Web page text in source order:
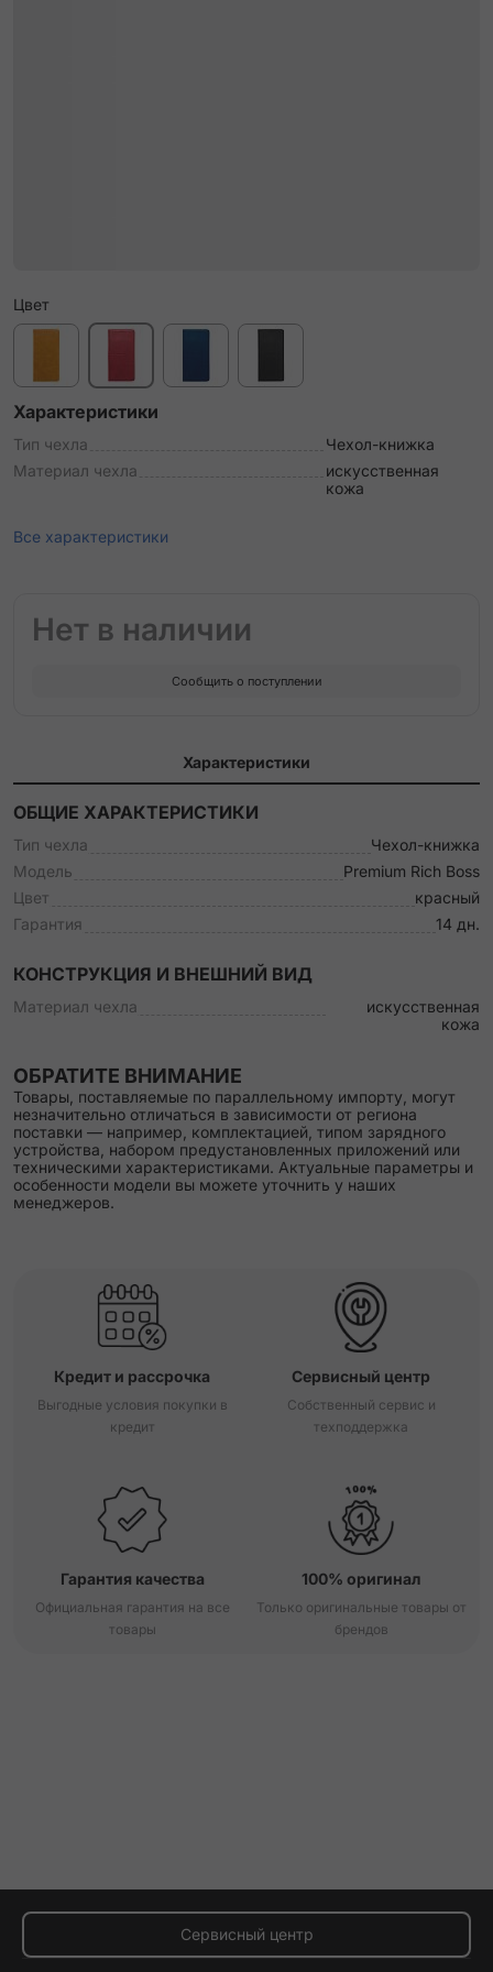
Цвет
Характеристики
Тип чехла
Чехол-книжка
Материал чехла
искусственная
кожа
Все характеристики
Нет в наличии
Сообщить о поступлении
Характеристики
ОБЩИЕ ХАРАКТЕРИСТИКИ
Тип чехла
Чехол-книжка
Модель
Premium Rich Boss
Цвет
красный
Гарантия
14 дн.
КОНСТРУКЦИЯ И ВНЕШНИЙ ВИД
Материал чехла
искусственная
кожа
ОБРАТИТЕ ВНИМАНИЕ
Товары, поставляемые по параллельному импорту, могут
незначительно отличаться в зависимости от региона
поставки — например, комплектацией, типом зарядного
устройства, набором предустановленных приложений или
техническими характеристиками. Актуальные параметры и
особенности модели вы можете уточнить у наших
менеджеров.
Кредит и рассрочка
Выгодные условия покупки в
кредит
Сервисный центр
Собственный сервис и
техподдержка
Гарантия качества
Официальная гарантия на все
товары
100% оригинал
Только оригинальные товары от
брендов
Сервисный центр